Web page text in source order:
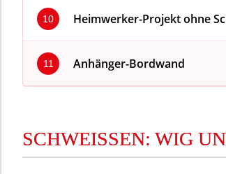
10 Heimwerker-Projekt ohne
11 Anhänger-Bordwand
SCHWEISSEN: WIG